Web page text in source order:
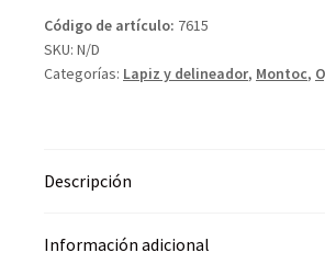
Código de artículo: 7615
SKU: N/D
Categorías: Lapiz y delineador, Montoc,
Descripción
Información adicional